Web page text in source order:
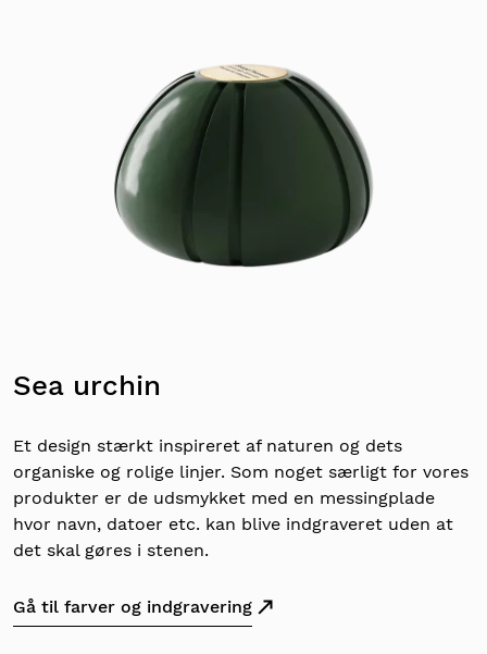
Sea urchin
Et design stærkt inspireret af naturen og dets
organiske og rolige linjer. Som noget særligt for vores
produkter er de udsmykket med en messingplade
hvor navn, datoer etc. kan blive indgraveret uden at
det skal gøres i stenen.
Gå til farver og indgravering